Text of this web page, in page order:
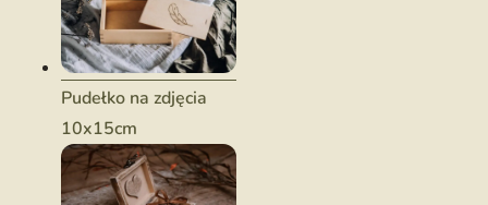
Pudełko na zdjęcia
10x15cm